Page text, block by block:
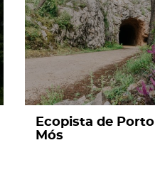
Ecopista de
Mós